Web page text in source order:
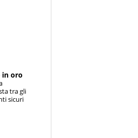
in oro
tra gli
sicuri